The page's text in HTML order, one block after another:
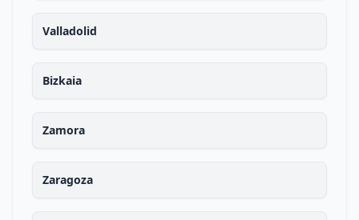
Valladolid
Bizkaia
Zamora
Zaragoza